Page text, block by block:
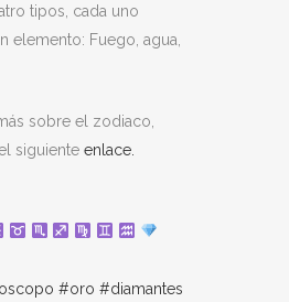
tipos, cada uno
elemento: Fuego, agua,
sobre el zodiaco,
siguiente enlace.
#oro #diamantes